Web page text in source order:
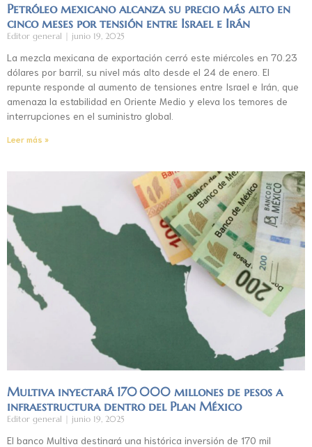
Petróleo mexicano alcanza su precio más alto en
cinco meses por tensión entre Israel e Irán
Editor general junio 19, 2025
La mezcla mexicana de exportación cerró este miércoles en 70.23
dólares por barril, su nivel más alto desde el 24 de enero. El
repunte responde al aumento de tensiones entre Israel e Irán, que
amenaza la estabilidad en Oriente Medio y eleva los temores de
interrupciones en el suministro global.
Leer más »
Multiva inyectará 170 000 millones de pesos a
infraestructura dentro del Plan México
Editor general junio 19, 2025
El banco Multiva destinará una histórica inversión de 170 mil